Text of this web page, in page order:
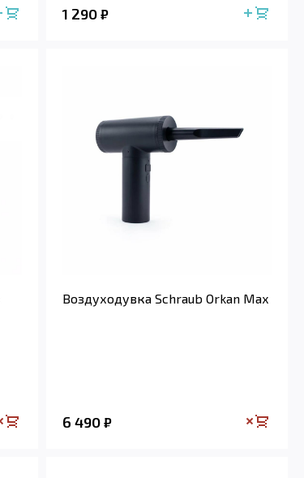
1 290 ₽
Воздуходувка Schraub Orkan Max
6 490 ₽